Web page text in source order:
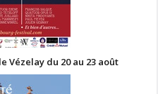
Vézelay du 20 au 23 août